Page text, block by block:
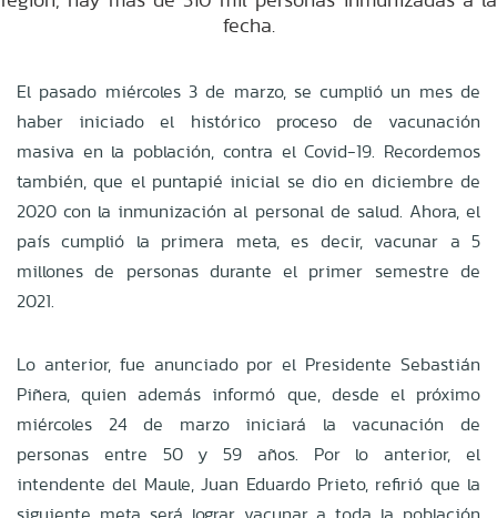
fecha.
El pasado miércoles 3 de marzo, se cumplió un mes de
haber iniciado el histórico proceso de vacunación
masiva en la población, contra el Covid-19. Recordemos
también, que el puntapié inicial se dio en diciembre de
2020 con la inmunización al personal de salud. Ahora, el
país cumplió la primera meta, es decir, vacunar a 5
millones de personas durante el primer semestre de
2021.
Lo anterior, fue anunciado por el Presidente Sebastián
Piñera, quien además informó que, desde el próximo
miércoles 24 de marzo iniciará la vacunación de
personas entre 50 y 59 años. Por lo anterior, el
intendente del Maule, Juan Eduardo Prieto, refirió que la